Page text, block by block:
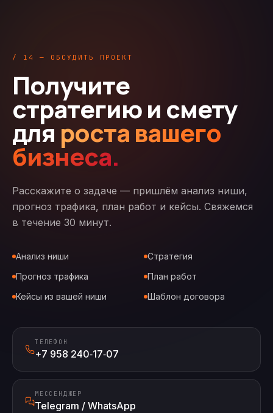
/ 14 — ОБСУДИТЬ ПРОЕКТ
Получите
стратегию и смету
для роста вашего
бизнеса.
Расскажите о задаче — пришлём анализ ниши,
прогноз трафика, план работ и кейсы. Свяжемся
в течение 30 минут.
Анализ ниши
Стратегия
Прогноз трафика
План работ
Кейсы из вашей ниши
Шаблон договора
ТЕЛЕФОН
+7 958 240‑17‑07
МЕССЕНДЖЕР
Telegram / WhatsApp